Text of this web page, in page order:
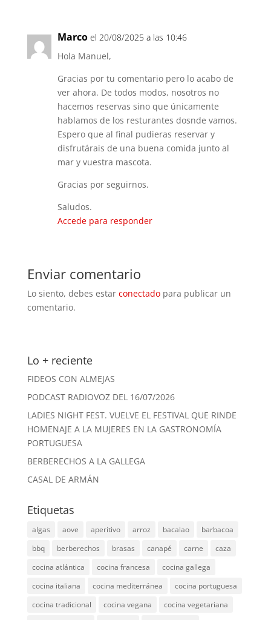
Marco el 20/08/2025 a las 10:46
Hola Manuel,
Gracias por tu comentario pero lo acabo de
ver ahora. De todos modos, nosotros no
hacemos reservas sino que únicamente
hablamos de los resturantes dosnde vamos.
Espero que al final pudieras reservar y
disfrutárais de una buena comida junto al
mar y vuestra mascota.
Gracias por seguirnos.
Saludos.
Accede para responder
Enviar comentario
Lo siento, debes estar conectadopara publicar un
comentario.
Lo + reciente
FIDEOS CON ALMEJAS
PODCAST RADIOVOZ DEL 16/07/2026
LADIES NIGHT FEST. VUELVE EL FESTIVAL QUE RINDE
HOMENAJE A LA MUJERES EN LA GASTRONOMÍA
PORTUGUESA
BERBERECHOS A LA GALLEGA
CASAL DE ARMÁN
Etiquetas
algas aove aperitivo arroz bacalao
barbacoa
bbq
berberechos brasas canapé carne
caza
cocina atlántica
cocina francesa
cocina gallega
cocina italiana
cocina mediterránea
cocina portuguesa
cocina tradicional
cocina vegana
cocina vegetariana